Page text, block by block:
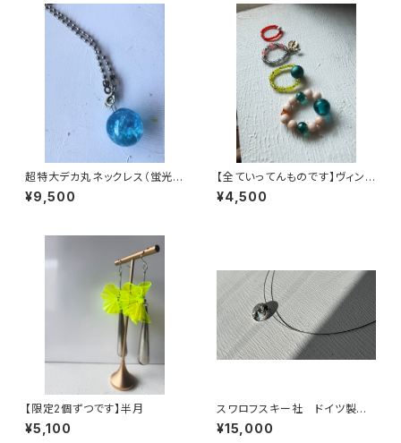
超特大デカ丸ネックレス（蛍光ブ
ルー）
¥9,500
【全ていってんものです】ヴィンテ
ージビーズで作ったビーズリン
グ
¥4,500
【限定2個ずつです】半月
¥5,100
スワロフスキー社 ドイツ製 7
0年代ヴィンテージ 一粒クリス
タルネックレス
¥15,000